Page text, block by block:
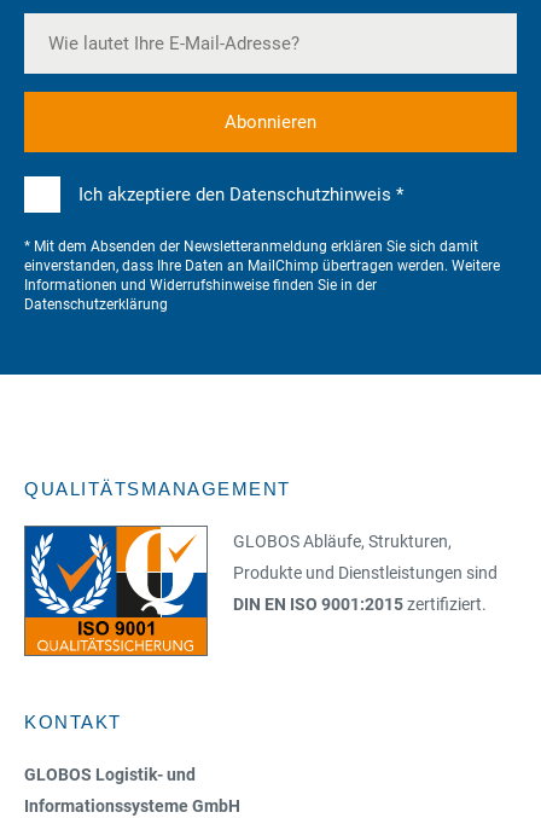
Ich akzeptiere den Datenschutzhinweis *
* Mit dem Absenden der Newsletteranmeldung erklären Sie sich damit
einverstanden, dass Ihre Daten an MailChimp übertragen werden. Weitere
Informationen und Widerrufshinweise finden Sie in der
Datenschutzerklärung
QUALITÄTSMANAGEMENT
GLOBOS Abläufe, Strukturen,
Produkte und Dienstleistungen sind
DIN EN ISO 9001:2015zertifiziert.
KONTAKT
GLOBOS Logistik- und
Informationssysteme GmbH